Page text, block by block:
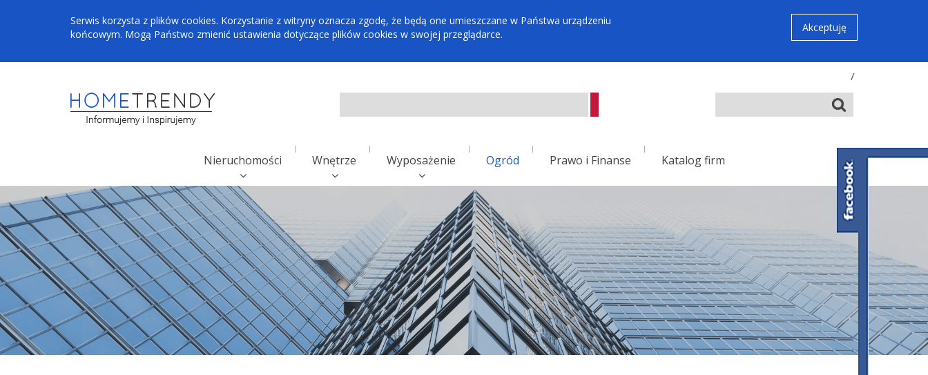
Serwis korzysta z plików cookies. Korzystanie z witryny oznacza zgodę, że będą one umieszczane w Państwa urządzeniu
końcowym. Mogą Państwo zmienić ustawienia dotyczące plików cookies w swojej przeglądarce.
Akceptuję
/
Nieruchomości Wnętrze Wyposażenie Ogród Prawo i Finanse Katalog firm